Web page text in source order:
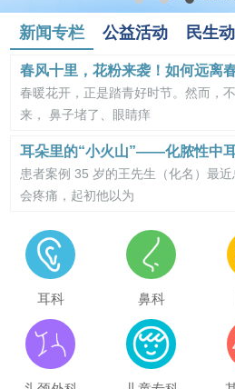
新闻专栏 公益活动 民生
春风十里，花粉来袭！如何远离
春暖花开，正是踏青好时节。然而，
来， 鼻子堵了、眼睛痒
耳朵里的“小火山”——化脓性中耳
患者案例 35 岁的王先生（化名）最
会疼痛，起初他以为
耳科 鼻科